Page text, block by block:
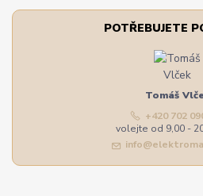
POTŘEBUJETE
Tomáš
+420 702
volejte od 9,00 -